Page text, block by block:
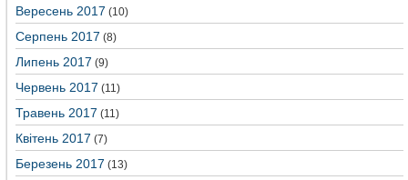
Вересень 2017 (10)
Серпень 2017 (8)
Липень 2017 (9)
Червень 2017 (11)
Травень 2017 (11)
Квітень 2017 (7)
Березень 2017 (13)